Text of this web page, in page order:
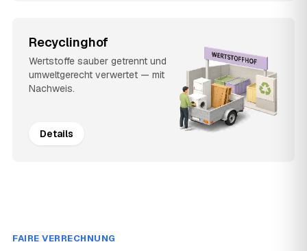
Recyclinghof
Wertstoffe sauber getrennt und
umweltgerecht verwertet — mit
Nachweis.
Details
FAIRE VERRECHNUNG